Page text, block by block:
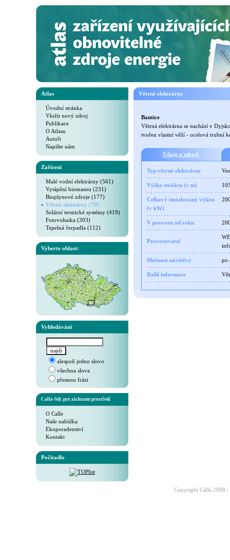
Atlas
Úvodní stránka
Vložit nový zdroj
Publikace
O Atlasu
Autoři
Napište nám
Zařízení
Malé vodní elektrárny (561)
Vytápění biomasou (231)
Bioplynové zdroje (177)
Větrné elektrárny (79)
Solární termické systémy (419)
Fotovoltaika (303)
Tepelná čerpadla (112)
Vyberte oblast:
Vyhledávání
alespoň jedno slovo
všechna slova
přesnou frázi
Calla-Sdr. pro záchranu prostředí
O Calle
Naše nabídka
Ekoporadenství
Kontakt
Počítadlo
Větrné elektrárny
Bantice
Větrná elektrárna se nachází v
tvořen vlastní věží - ocelová trubní
Údaje o zdroji
Typ větrné elektrárny
Výška stožáru (v m)
Celkový instalovaný výkon
(v kW)
V provozu od roku
Provozovatel
Možnost návštěvy po
Další informace
Copyright Calla 2008 |